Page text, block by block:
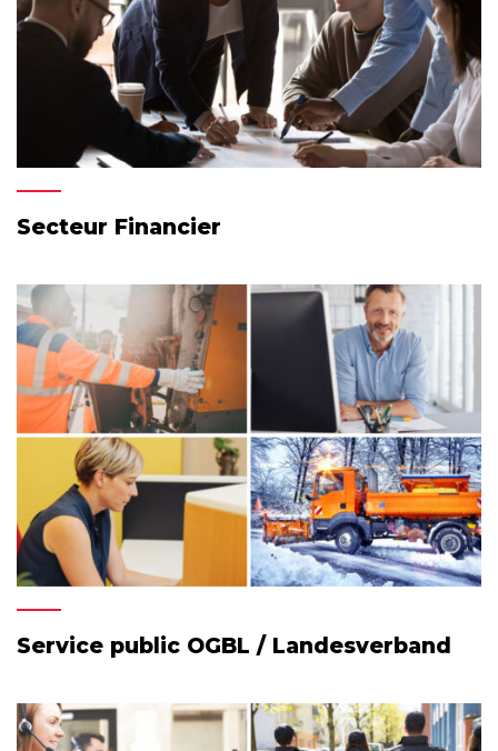
Secteur Financier
Service public OGBL / Landesverband